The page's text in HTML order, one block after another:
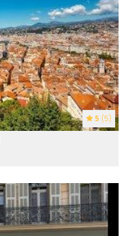
5 (5)